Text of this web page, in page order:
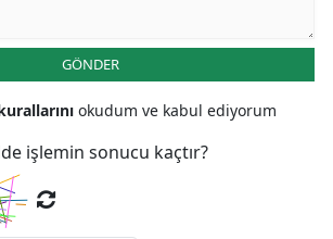
GÖNDER
okudum ve kabul ediyorum
işlemin sonucu kaçtır?